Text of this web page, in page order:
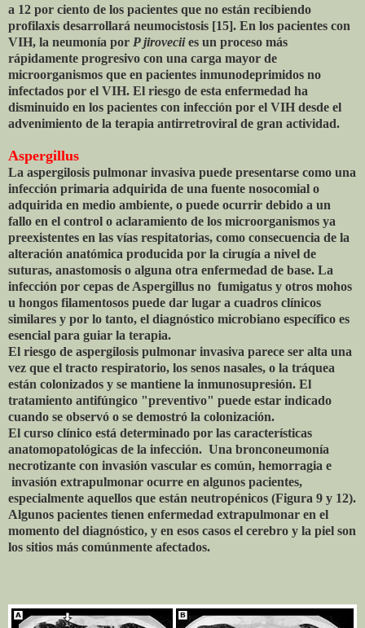
a 12 por ciento de los pacientes que no están recibiendo
profilaxis desarrollará neumocistosis [15]. En los pacientes con
VIH, la neumonía por P jiroveciies un proceso más
rápidamente progresivo con una carga mayor de
microorganismos que en pacientes inmunodeprimidos no
infectados por el VIH. El riesgo de esta enfermedad ha
disminuido en los pacientes con infección por el VIH desde el
advenimiento de la terapia antirretroviral de gran actividad.
Aspergillus
La aspergilosis pulmonar invasiva puede presentarse como una
infección primaria adquirida de una fuente nosocomial o
adquirida en medio ambiente, o puede ocurrir debido a un
fallo en el control o aclaramiento de los microorganismos ya
preexistentes en las vías respitatorias, como consecuencia de la
alteración anatómica producida por la cirugía a nivel de
suturas, anastomosis o alguna otra enfermedad de base. La
infección por cepas de Aspergillus no fumigatus y otros mohos
u hongos filamentosos puede dar lugar a cuadros clínicos
similares y por lo tanto, el diagnóstico microbiano específico es
esencial para guiar la terapia.
El riesgo de aspergilosis pulmonar invasiva parece ser alta una
vez que el tracto respiratorio, los senos nasales, o la tráquea
están colonizados y se mantiene la inmunosupresión. El
tratamiento antifúngico "preventivo" puede estar indicado
cuando se observó o se demostró la colonización.
El curso clínico está determinado por las características
anatomopatológicas de la infección. Una bronconeumonía
necrotizante con invasión vascular es común, hemorragia e
invasión extrapulmonar ocurre en algunos pacientes,
especialmente aquellos que están neutropénicos (Figura 9 y 12).
Algunos pacientes tienen enfermedad extrapulmonar en el
momento del diagnóstico, y en esos casos el cerebro y la piel son
los sitios más comúnmente afectados.